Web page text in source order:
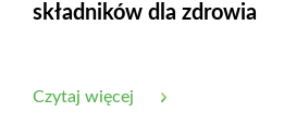
składników dla zdrowia
Czytaj więcej